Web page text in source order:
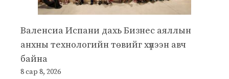
Валенсиа Испани дахь Бизнес аяллын
анхны технологийн төвийг хүлээн авч
байна
8 сар 8, 2026